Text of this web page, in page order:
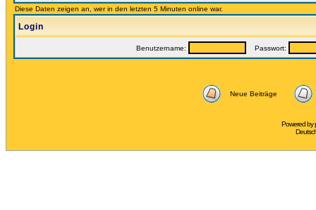
Diese Daten zeigen an, wer in den letzten 5 Minuten online war.
Login
Benutzername: Passwort:
Neue Beiträge
Powered by